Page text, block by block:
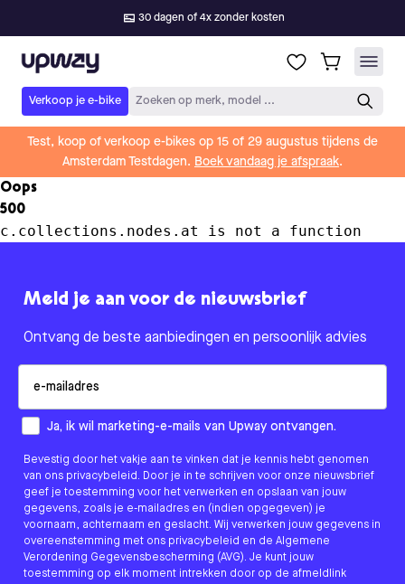
30 dagen of 4x zonder kosten
Upway
Verkoop je e-bike Zoeken op merk, model ...
Test, koop of verkoop e-bikes op 15 of 29 augustus tijdens de
Amsterdam Testdagen. Boek vandaag je afspraak.
Oops
500
c.collections.nodes.at is not a function
Meld je aan voor de nieuwsbrief
Ontvang de beste aanbiedingen en persoonlijk advies
How would you like to hear from us?
Ja, ik wil marketing-e-mails van Upway ontvangen.
Bevestig door het vakje aan te vinken dat je kennis hebt genomen
van ons privacybeleid. Door je in te schrijven voor onze nieuwsbrief
geef je toestemming voor het verwerken en opslaan van jouw
gegevens, zoals je e-mailadres en (indien opgegeven) je
voornaam, achternaam en geslacht. Wij verwerken jouw gegevens in
overeenstemming met ons privacybeleid en de Algemene
Verordening Gegevensbescherming (AVG). Je kunt jouw
toestemming op elk moment intrekken door op de afmeldlink